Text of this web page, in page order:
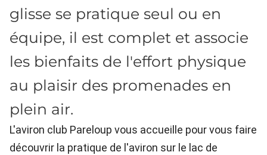
glisse se pratique seul ou en
équipe, il est complet et associe
les bienfaits de l'effort physique
au plaisir des promenades en
plein air.
L'aviron club Pareloup vous accueille pour vous faire
découvrir la pratique de l'aviron sur le lac de